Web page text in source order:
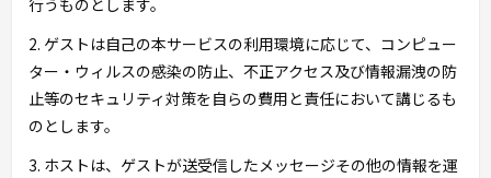
行うものとします。
2. ゲストは自己の本サービスの利用環境に応じて、コンピュー
ター・ウィルスの感染の防止、不正アクセス及び情報漏洩の防
止等のセキュリティ対策を自らの費用と責任において講じるも
のとします。
3. ホストは、ゲストが送受信したメッセージその他の情報を運